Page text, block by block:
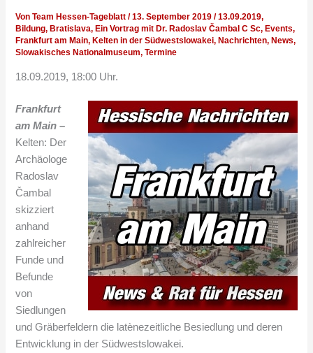
VonTeam Hessen-Tageblatt/13. September 2019/13.09.2019,
Bildung,Bratislava,Ein Vortrag mit Dr. Radoslav Čambal C Sc,Events,
Frankfurt am Main,Kelten in der Südwestslowakei,Nachrichten,News,
Slowakisches Nationalmuseum,Termine
18.09.2019, 18:00 Uhr.
Frankfurt
am Main –
Kelten: Der
Archäologe
Radoslav
Čambal
skizziert
anhand
zahlreicher
Funde und
Befunde
von
Siedlungen
und Gräberfeldern die latènezeitliche Besiedlung und deren
Entwicklung in der Südwestslowakei.